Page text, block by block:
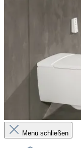
Menü schließen